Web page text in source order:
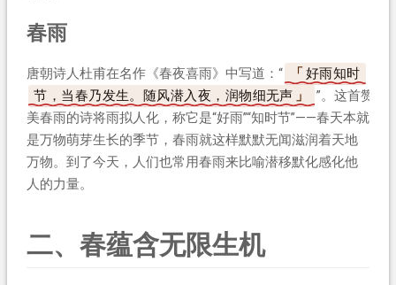
春雨
唐朝诗人杜甫在名作《春夜喜雨》中写道：“
好雨知时
节，当春乃发生。随风潜入夜，润物细无声
”。这首赞
美春雨的诗将雨拟人化，称它是“好雨”“知时节”——春天本就
是万物萌芽生长的季节，春雨就这样默默无闻滋润着天地
万物。到了今天，人们也常用春雨来比喻潜移默化感化他
人的力量。
二、春蕴含无限生机